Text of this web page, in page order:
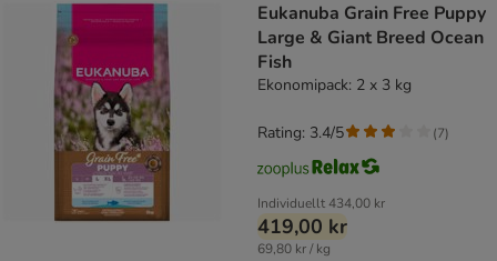
Eukanuba Grain Free Puppy
Large & Giant Breed Ocean
Fish
Ekonomipack: 2 x 3 kg
Individuellt434,00 kr
419,00 kr
69,80 kr / kg
Rating: 3.4/5 (7)